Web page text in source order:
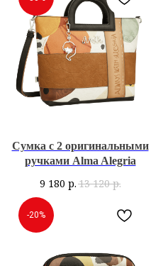
Сумка с 2 оригинальными
ручками Alma Alegria
9 180 р.13 120 р.
-20%